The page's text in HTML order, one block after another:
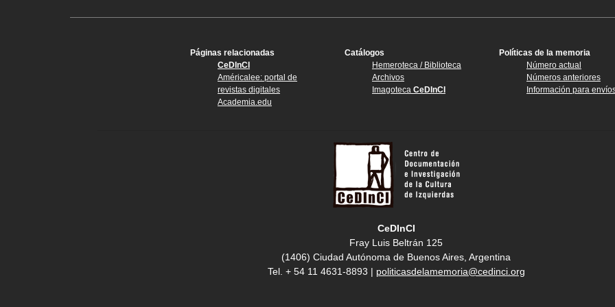
Páginas relacionadas
CeDInCI
Américalee: portal de
revistas digitales
Academia.edu
Catálogos
Hemeroteca / Biblioteca
Archivos
Imagoteca CeDInCI
Políticas de la memoria
Número actual
Números anteriores
Información para
CeDInCI
Fray Luis Beltrán 125
(1406) Ciudad Autónoma de Buenos Aires, Argentina
Tel. + 54 11 4631-8893 | politicasdelamemoria@cedinci.org